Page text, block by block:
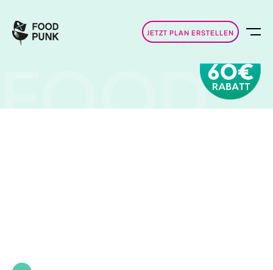
JETZT PLAN ERSTELLEN
FOOD